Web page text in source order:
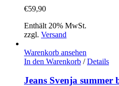
€59,90
Enthält 20% MwSt.
zzgl. Versand
Warenkorb ansehen
In den Warenkorb / Details
Jeans Svenja summer